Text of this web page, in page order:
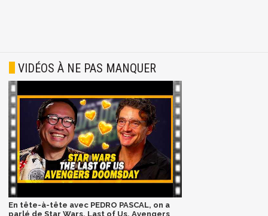
VIDÉOS À NE PAS MANQUER
En tête-à-tête avec PEDRO PASCAL, on a
parlé de Star Wars, Last of Us, Avengers